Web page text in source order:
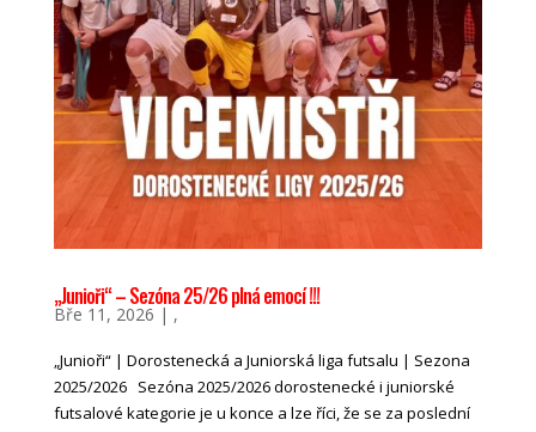
„Junioři“ – Sezóna 25/26 plná emocí !!!
Bře 11, 2026 | ,
„Junioři“ | Dorostenecká a Juniorská liga futsalu | Sezona
2025/2026 Sezóna 2025/2026 dorostenecké i juniorské
futsalové kategorie je u konce a lze říci, že se za poslední